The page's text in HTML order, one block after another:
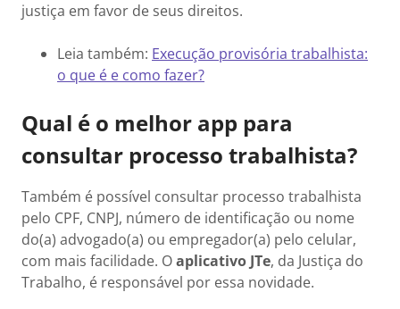
justiça em favor de seus direitos.
Leia também: Execução provisória trabalhista:
o que é e como fazer?
Qual é o melhor app para
consultar processo trabalhista?
Também é possível consultar processo trabalhista
pelo CPF, CNPJ, número de identificação ou nome
do(a) advogado(a) ou empregador(a) pelo celular,
com mais facilidade. Oaplicativo JTe, da Justiça do
Trabalho, é responsável por essa novidade.